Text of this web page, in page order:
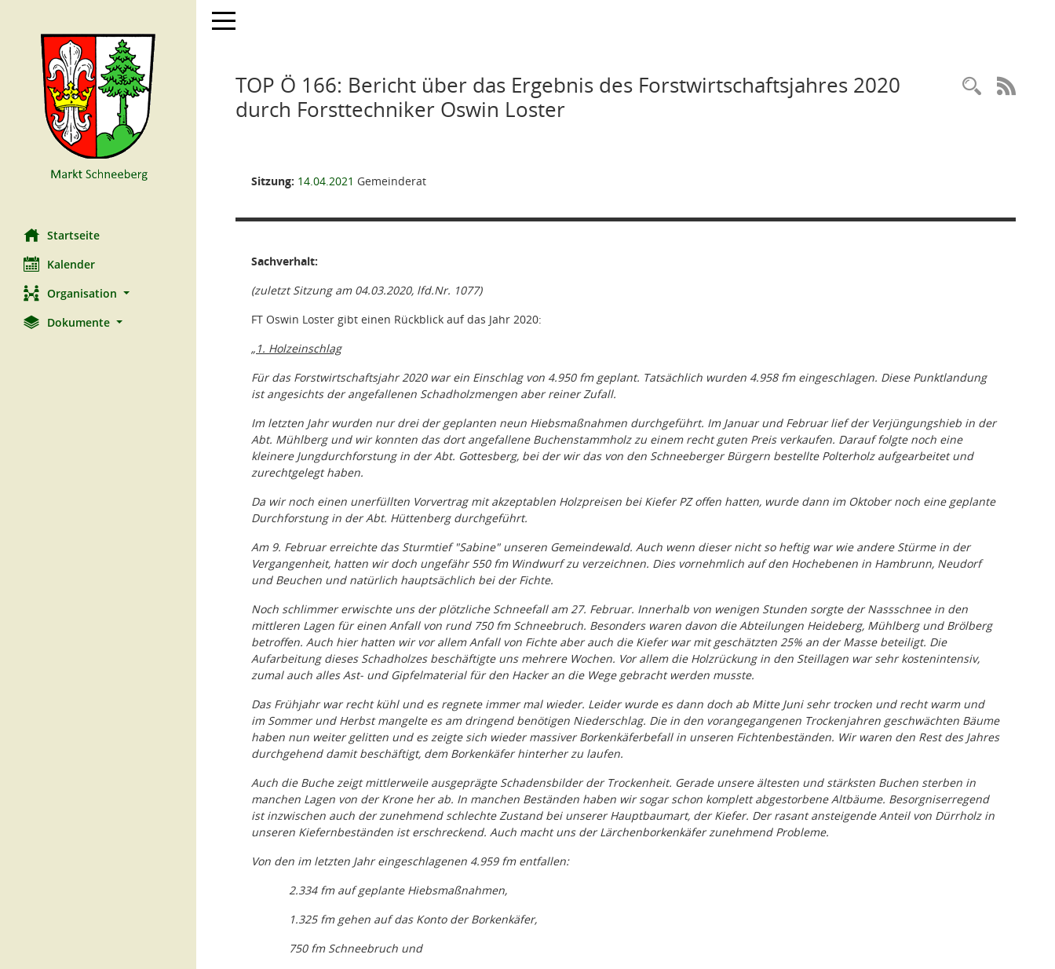
Startseite
Kalender
Organisation
Dokumente
Toggle navigation
TOP Ö 166: Bericht über das Ergebnis des Forstwirtschaftsjahres 2020
durch Forsttechniker Oswin Loster
Sitzung: 14.04.2021 Gemeinderat
Sachverhalt:
(zuletzt Sitzung am 04.03.2020, lfd.Nr. 1077)
FT Oswin Loster gibt einen Rückblick auf das Jahr 2020:
„ 1. Holzeinschlag
Für das Forstwirtschaftsjahr 2020 war ein Einschlag von 4.950 fm geplant. Tatsächlich wurden 4.958 fm eingeschlagen. Diese Punktlandung
ist angesichts der angefallenen Schadholzmengen aber reiner Zufall.
Im letzten Jahr wurden nur drei der geplanten neun Hiebsmaßnahmen durchgeführt. Im Januar und Februar lief der Verjüngungshieb in der
Abt. Mühlberg und wir konnten das dort angefallene Buchenstammholz zu einem recht guten Preis verkaufen. Darauf folgte noch eine
kleinere Jungdurchforstung in der Abt. Gottesberg, bei der wir das von den Schneeberger Bürgern bestellte Polterholz aufgearbeitet und
zurechtgelegt haben.
Da wir noch einen unerfüllten Vorvertrag mit akzeptablen Holzpreisen bei Kiefer PZ offen hatten, wurde dann im Oktober noch eine geplante
Durchforstung in der Abt. Hüttenberg durchgeführt.
Am 9. Februar erreichte das Sturmtief "Sabine" unseren Gemeindewald. Auch wenn dieser nicht so heftig war wie andere Stürme in der
Vergangenheit, hatten wir doch ungefähr 550 fm Windwurf zu verzeichnen. Dies vornehmlich auf den Hochebenen in Hambrunn, Neudorf
und Beuchen und natürlich hauptsächlich bei der Fichte.
Noch schlimmer erwischte uns der plötzliche Schneefall am 27. Februar. Innerhalb von wenigen Stunden sorgte der Nassschnee in den
mittleren Lagen für einen Anfall von rund 750 fm Schneebruch. Besonders waren davon die Abteilungen Heideberg, Mühlberg und Brölberg
betroffen. Auch hier hatten wir vor allem Anfall von Fichte aber auch die Kiefer war mit geschätzten 25% an der Masse beteiligt. Die
Aufarbeitung dieses Schadholzes beschäftigte uns mehrere Wochen. Vor allem die Holzrückung in den Steillagen war sehr kostenintensiv,
zumal auch alles Ast- und Gipfelmaterial für den Hacker an die Wege gebracht werden musste.
Das Frühjahr war recht kühl und es regnete immer mal wieder. Leider wurde es dann doch ab Mitte Juni sehr trocken und recht warm und
im Sommer und Herbst mangelte es am dringend benötigen Niederschlag. Die in den vorangegangenen Trockenjahren geschwächten Bäume
haben nun weiter gelitten und es zeigte sich wieder massiver Borkenkäferbefall in unseren Fichtenbeständen. Wir waren den Rest des Jahres
durchgehend damit beschäftigt, dem Borkenkäfer hinterher zu laufen.
Auch die Buche zeigt mittlerweile ausgeprägte Schadensbilder der Trockenheit. Gerade unsere ältesten und stärksten Buchen sterben in
manchen Lagen von der Krone her ab. In manchen Beständen haben wir sogar schon komplett abgestorbene Altbäume. Besorgniserregend
ist inzwischen auch der zunehmend schlechte Zustand bei unserer Hauptbaumart, der Kiefer. Der rasant ansteigende Anteil von Dürrholz in
unseren Kiefernbeständen ist erschreckend. Auch macht uns der Lärchenborkenkäfer zunehmend Probleme.
Von den im letzten Jahr eingeschlagenen 4.959 fm entfallen:
2.334 fm auf geplante Hiebsmaßnahmen,
1.325 fm gehen auf das Konto der Borkenkäfer,
750 fm Schneebruch und